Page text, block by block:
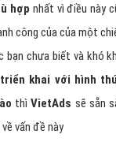
hợp nhất vì điều này
công của của một
bạn chưa biết và khó
khai với hình
thìVietAds sẽ sẵn
vấn đề này